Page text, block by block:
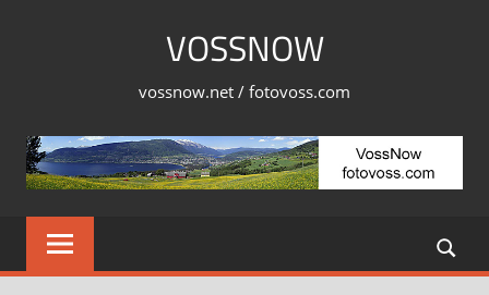
VOSSNOW
vossnow.net / fotovoss.com